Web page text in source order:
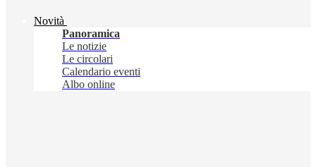
Novità
Panoramica
Le notizie
Le circolari
Calendario eventi
Albo online